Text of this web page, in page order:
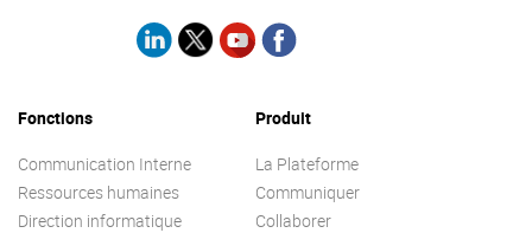
Fonctions
Communication Interne
Ressources humaines
Direction informatique
Produit
La Plateforme
Communiquer
Collaborer